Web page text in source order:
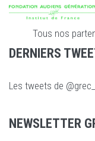
Tous nos
DERNIERS
Les tweets de
NEWSLETTER